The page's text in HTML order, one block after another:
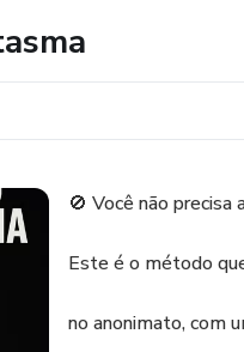
🚫 Você não precisa
Este é o método
no anonimato, com